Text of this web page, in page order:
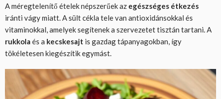
A méregtelenítő ételek népszerűek az egészséges étkezés
iránti vágy miatt. A sült cékla tele van antioxidánsokkal és
vitaminokkal, amelyek segítenek a szervezetet tisztán tartani. A
rukkola és a kecskesajt is gazdag tápanyagokban, így
tökéletesen kiegészítik egymást.